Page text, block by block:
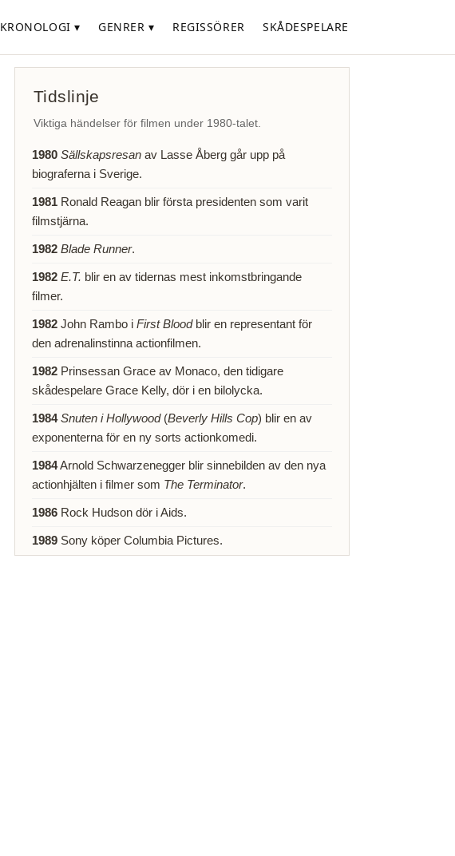
KRONOLOGI ▾ GENRER ▾ REGISSÖRER SKÅDESPELARE
Tidslinje
Viktiga händelser för filmen under 1980-talet.
1980 Sällskapsresan av Lasse Åberg går upp på
biograferna i Sverige.
1981 Ronald Reagan blir första presidenten som varit
filmstjärna.
1982 Blade Runner.
1982 E.T. blir en av tidernas mest inkomstbringande
filmer.
1982 John Rambo i First Bloodblir en representant för
den adrenalinstinna actionfilmen.
1982 Prinsessan Grace av Monaco, den tidigare
skådespelare Grace Kelly, dör i en bilolycka.
1984 Snuten i Hollywood (Beverly Hills Cop) blir en av
exponenterna för en ny sorts actionkomedi.
1984Arnold Schwarzenegger blir sinnebilden av den nya
actionhjälten i filmer som The Terminator.
1986 Rock Hudson dör i Aids.
1989 Sony köper Columbia Pictures.